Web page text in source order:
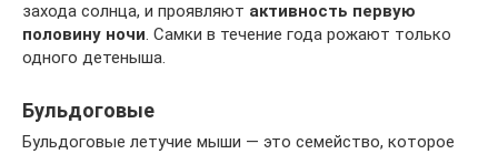
захода солнца, и проявляют активность первую
половину ночи. Самки в течение года рожают только
одного детеныша.
Бульдоговые
Бульдоговые летучие мыши — это семейство, которое